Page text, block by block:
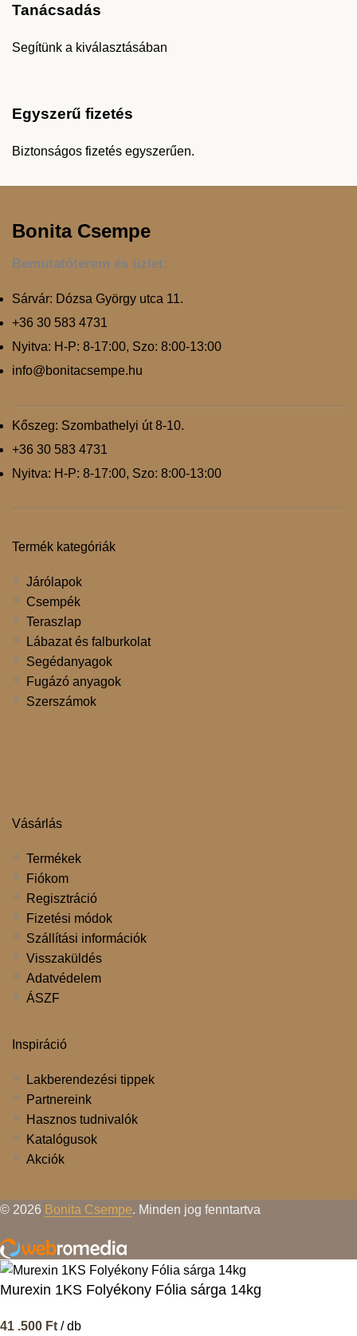
Tanácsadás
Segítünk a kiválasztásában
Egyszerű fizetés
Biztonságos fizetés egyszerűen.
Bonita Csempe
Bemutatóterem és üzlet:
Sárvár: Dózsa György utca 11.
+36 30 583 4731
Nyitva: H-P: 8-17:00, Szo: 8:00-13:00
info@bonitacsempe.hu
Kőszeg: Szombathelyi út 8-10.
+36 30 583 4731
Nyitva: H-P: 8-17:00, Szo: 8:00-13:00
Termék kategóriák
Járólapok
Csempék
Teraszlap
Lábazat és falburkolat
Segédanyagok
Fugázó anyagok
Szerszámok
Vásárlás
Termékek
Fiókom
Regisztráció
Fizetési módok
Szállítási információk
Visszaküldés
Adatvédelem
ÁSZF
Inspiráció
Lakberendezési tippek
Partnereink
Hasznos tudnivalók
Katalógusok
Akciók
© 2026 Bonita Csempe. Minden jog fenntartva
Murexin 1KS Folyékony Fólia sárga 14kg
41 .500 Ft / db